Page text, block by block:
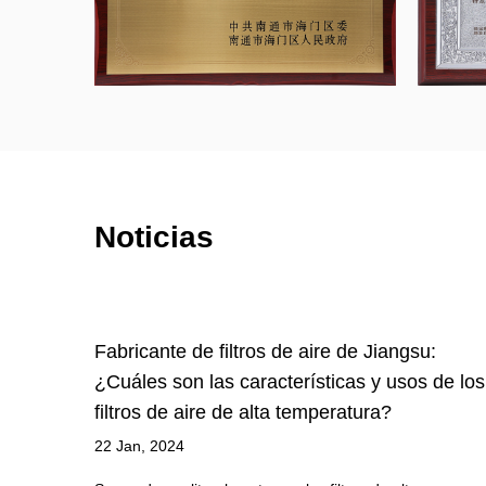
Noticias
Fabricante de filtros de aire de Jiangsu:
¿Cuáles son las características y usos de los
filtros de aire de alta temperatura?
22 Jan, 2024